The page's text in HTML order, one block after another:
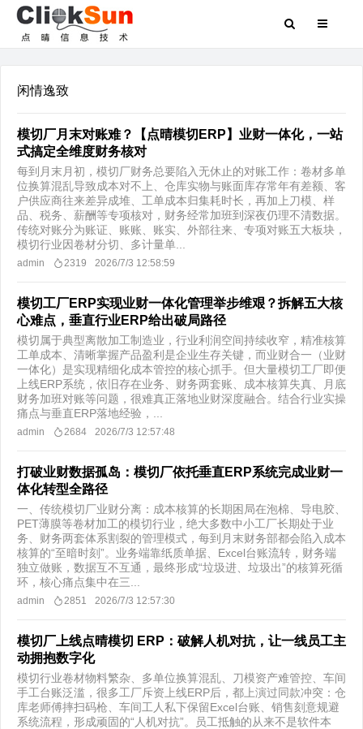
闲情逸致
模切厂月末对账难？【点晴模切ERP】业财一体化，一站
式搞定全维度财务核对
每到月末月初，模切厂财务总要陷入无休止的对账工作：卷材多单
位换算混乱导致成本对不上、仓库实物与账面库存常年有差额、客
户供应商往来差异成堆、工单成本归集耗时长，再加上刀模、样
品、税务、薪酬等专项核对，财务经常加班到深夜仍理不清数据。
传统对账分为账证、账账、账实、外部往来、专项对账五大板块，
模切行业因卷材分切、多计量单...
admin 2319 2026/7/3 12:58:59
模切工厂ERP实现业财一体化管理举步维艰？拆解五大核
心难点，垂直行业ERP给出破局路径
​模切属于典型离散加工制造业，行业利润空间持续收窄，精准核算
工单成本、清晰掌握产品盈利是企业生存关键，而业财合一（业财
一体化）是实现精细化成本管控的核心抓手。但大量模切工厂即便
上线ERP系统，依旧存在业务、财务两套账、成本核算失真、月底
财务加班对账等问题，很难真正落地业财深度融合。结合行业实操
痛点与垂直ERP落地经验，...
admin 2684 2026/7/3 12:57:48
打破业财数据孤岛：模切厂依托垂直ERP系统完成业财一
体化转型全路径
一、传统模切厂业财分离：成本核算的长期困局​在泡棉、导电胶、
PET薄膜等卷材加工的模切行业，绝大多数中小工厂长期处于业
务、财务两套体系割裂的管理模式，每到月末财务部都会陷入成本
核算的“至暗时刻”。业务端靠纸质单据、Excel台账流转，财务端
独立做账，数据互不互通，最终形成“垃圾进、垃圾出”的核算死循
环，核心痛点集中在三...
admin 2851 2026/7/3 12:57:30
模切厂上线点晴模切 ERP：破解人机对抗，让一线员工主
动拥抱数字化
模切行业卷材物料繁杂、多单位换算混乱、刀模资产难管控、车间
手工台账泛滥，很多工厂斥资上线ERP后，都上演过同款冲突：仓
库老师傅摔扫码枪、车间工人私下保留Excel台账、销售刻意规避
系统流程，形成顽固的“人机对抗”。员工抵触的从来不是软件本